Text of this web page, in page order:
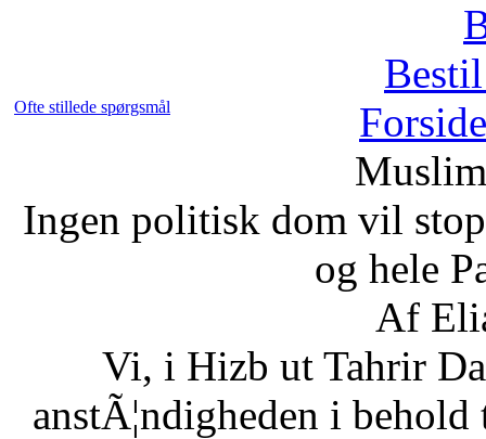
Ofte stillede spørgsmål
Forside
Ingen politisk dom vil
og hele
Af
Vi, i Hizb ut Tahrir
anstÃ¦ndigheden i